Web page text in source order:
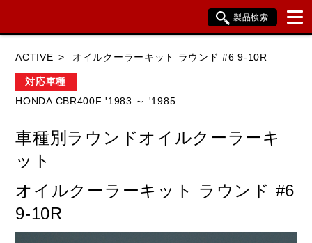
製品検索
KAWASAKI
HARLEY DAVIDSON KTM TRIUMPH
ACTIVE オイルクーラーキット ラウンド #6 9-10R
対応車種
HONDA CBR400F '1983 ～ '1985
車種別ラウンドオイルクーラーキ
ット
オイルクーラーキット ラウンド #6
9-10R